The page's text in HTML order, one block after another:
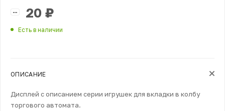
20 ₽
Есть в наличии
ОПИСАНИЕ
Дисплей с описанием серии игрушек для вкладки в колбу
торгового автомата.